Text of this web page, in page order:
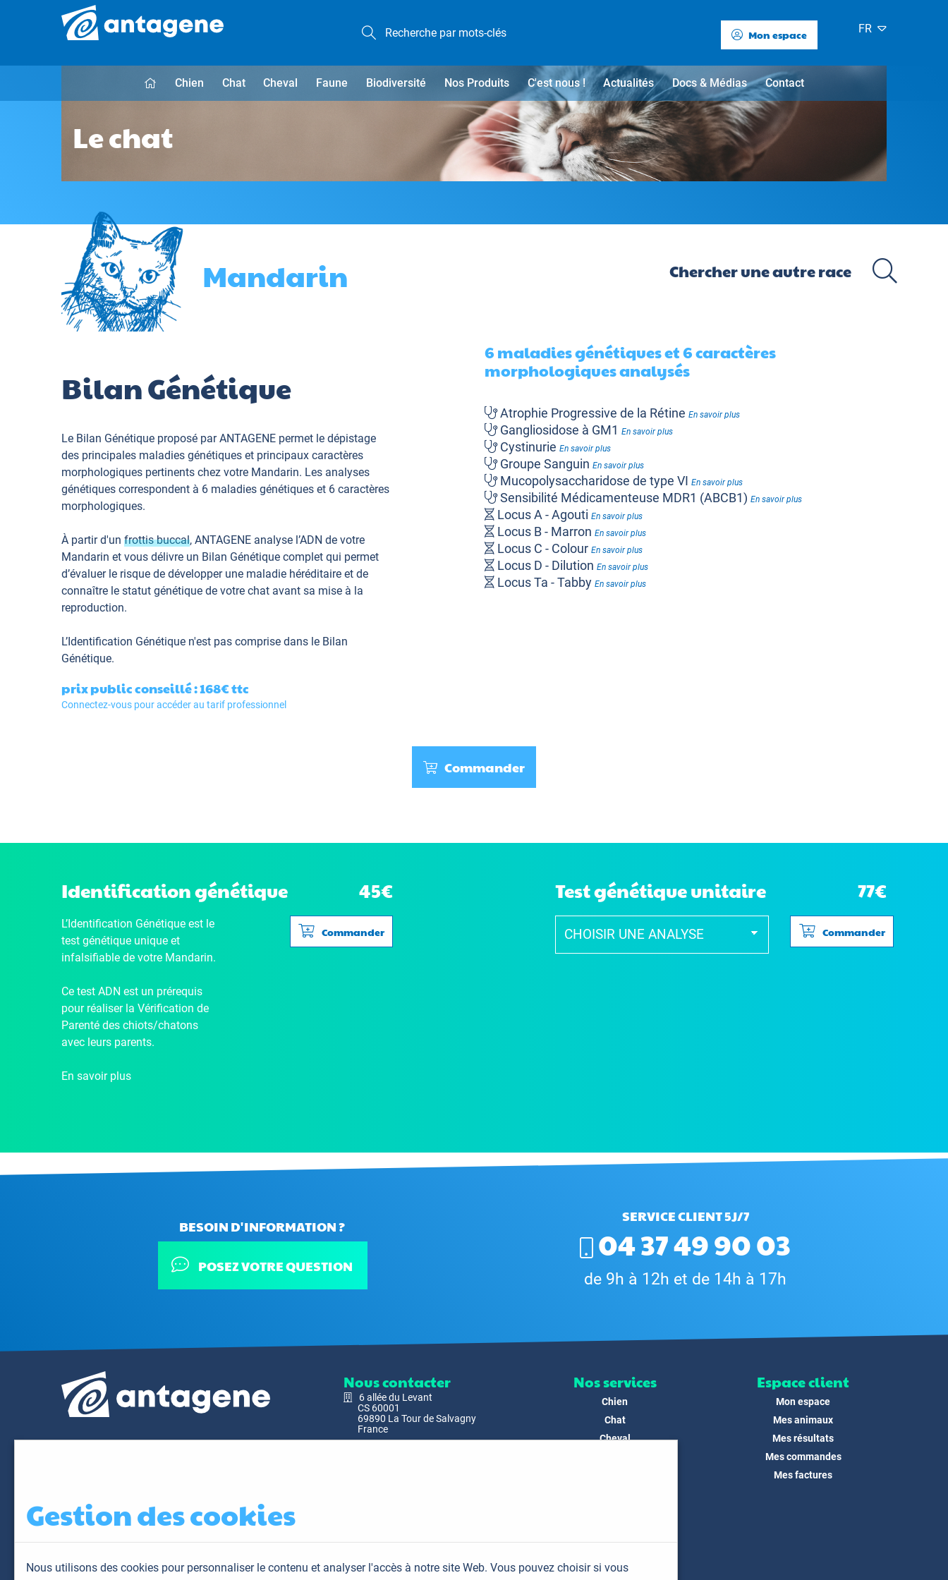
Mon espace FR
Chien Chat Cheval Faune Biodiversité Nos Produits C'est nous ! Actualités Docs & Médias Contact
Le chat
Mandarin
Bilan Génétique
Le Bilan Génétique proposé par ANTAGENE permet le dépistage
des principales maladies génétiques et principaux caractères
morphologiques pertinents chez votre Mandarin. Les analyses
génétiques correspondent à 6 maladies génétiques et 6 caractères
morphologiques.
À partir d'un frottis buccal, ANTAGENE analyse l’ADN de votre
Mandarin et vous délivre un Bilan Génétique complet qui permet
d’évaluer le risque de développer une maladie héréditaire et de
connaître le statut génétique de votre chat avant sa mise à la
reproduction.
L’Identification Génétique n'est pas comprise dans le Bilan
Génétique.
prix public conseillé : 168€ttc
Connectez-vous pour accéder au tarif professionnel
6 maladies génétiques et 6 caractères
morphologiques analysés
Atrophie Progressive de la Rétine En savoir plus
Gangliosidose à GM1 En savoir plus
Cystinurie En savoir plus
Groupe Sanguin En savoir plus
Mucopolysaccharidose de type VI En savoir plus
Sensibilité Médicamenteuse MDR1 (ABCB1) En savoir plus
Locus A - Agouti En savoir plus
Locus B - Marron En savoir plus
Locus C - Colour En savoir plus
Locus D - Dilution En savoir plus
Locus Ta - Tabby En savoir plus
Commander
Identification génétique 45€
L’Identification Génétique est le
test génétique unique et
infalsifiable de votre Mandarin.
Ce test ADN est un prérequis
pour réaliser la Vérification de
Parenté des chiots/chatons
avec leurs parents.
En savoir plus
Commander
Test génétique unitaire 77€
Commander
BESOIN D'INFORMATION ?
POSEZ VOTRE QUESTION
SERVICE CLIENT 5J/7
04 37 49 90 03
de 9h à 12h et de 14h à 17h
Nous contacter
6 allée du Levant
CS 60001
69890 La Tour de Salvagny
France
Nos services
Chien
Chat
Cheval
FAQ
Espace client
Mon espace
Mes animaux
Mes résultats
Mes commandes
Mes factures
Gestion des cookies
Nous utilisons des cookies pour personnaliser le contenu et analyser l'accès à notre site Web. Vous pouvez choisir si vous